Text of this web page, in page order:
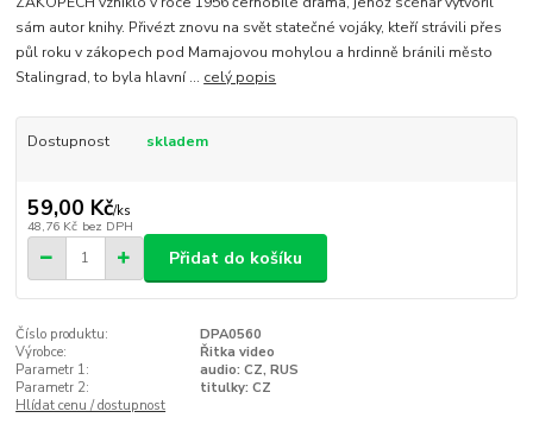
sám autor knihy. Přivézt znovu na svět statečné vojáky, kteří strávili přes
půl roku v zákopech pod Mamajovou mohylou a hrdinně bránili město
Stalingrad, to byla hlavní ... celý popis
Dostupnost skladem
59,00 Kč/ks
48,76 Kč bez DPH
Přidat do košíku
Číslo produktu:
DPA0560
Výrobce:
Řitka video
Parametr 1:
audio: CZ, RUS
Parametr 2:
titulky: CZ
Hlídat cenu / dostupnost